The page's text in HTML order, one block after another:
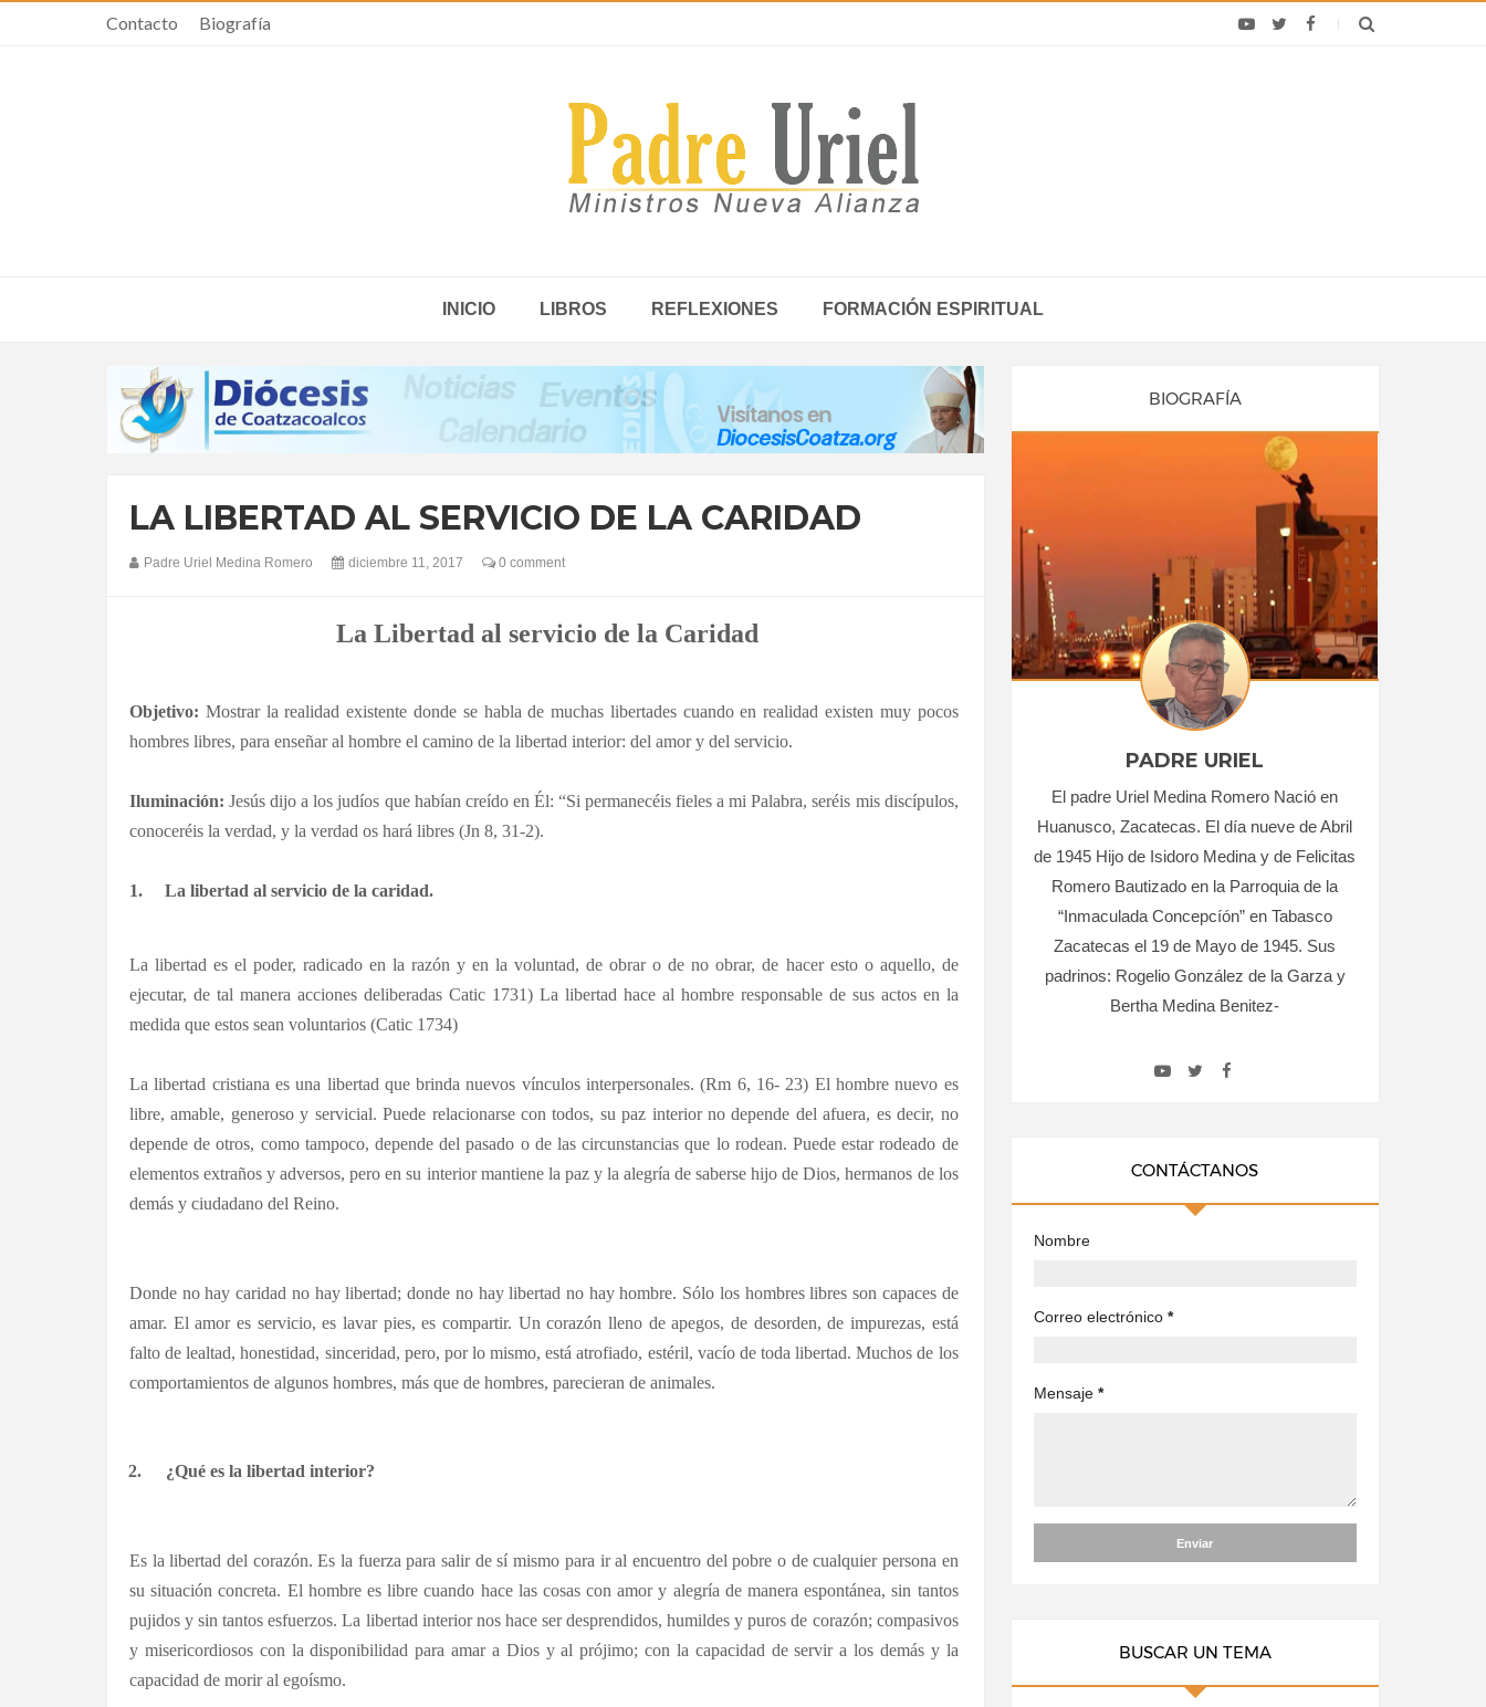
Contacto Biografía
INICIO LIBROS REFLEXIONES FORMACIÓN ESPIRITUAL
LA LIBERTAD AL SERVICIO DE LA CARIDAD
Padre Uriel Medina Romero diciembre 11, 2017 0 comment
La Libertad al servicio de la Caridad
Objetivo: Mostrar la realidad existente donde se habla de muchas libertades cuando en realidad existen muy pocos
hombres libres, para enseñar al hombre el camino de la libertad interior: del amor y del servicio.
Iluminación: Jesús dijo a los judíos que habían creído en Él: “Si permanecéis fieles a mi Palabra, seréis mis discípulos,
conoceréis la verdad, y la verdad os hará libres (Jn 8, 31-2).
1. La libertad al servicio de la caridad.
La libertad es el poder, radicado en la razón y en la voluntad, de obrar o de no obrar, de hacer esto o aquello, de
ejecutar, de tal manera acciones deliberadas Catic 1731) La libertad hace al hombre responsable de sus actos en la
medida que estos sean voluntarios (Catic 1734)
La libertad cristiana es una libertad que brinda nuevos vínculos interpersonales. (Rm 6, 16- 23) El hombre nuevo es
libre, amable, generoso y servicial. Puede relacionarse con todos, su paz interior no depende del afuera, es decir, no
depende de otros, como tampoco, depende del pasado o de las circunstancias que lo rodean. Puede estar rodeado de
elementos extraños y adversos, pero en su interior mantiene la paz y la alegría de saberse hijo de Dios, hermanos de los
demás y ciudadano del Reino.
Donde no hay caridad no hay libertad; donde no hay libertad no hay hombre. Sólo los hombres libres son capaces de
amar. El amor es servicio, es lavar pies, es compartir. Un corazón lleno de apegos, de desorden, de impurezas, está
falto de lealtad, honestidad, sinceridad, pero, por lo mismo, está atrofiado, estéril, vacío de toda libertad. Muchos de los
comportamientos de algunos hombres, más que de hombres, parecieran de animales.
2. ¿Qué es la libertad interior?
Es la libertad del corazón. Es la fuerza para salir de sí mismo para ir al encuentro del pobre o de cualquier persona en
su situación concreta. El hombre es libre cuando hace las cosas con amor y alegría de manera espontánea, sin tantos
pujidos y sin tantos esfuerzos. La libertad interior nos hace ser desprendidos, humildes y puros de corazón; compasivos
y misericordiosos con la disponibilidad para amar a Dios y al prójimo; con la capacidad de servir a los demás y la
capacidad de morir al egoísmo.
BIOGRAFÍA
PADRE URIEL
El padre Uriel Medina Romero Nació en
Huanusco, Zacatecas. El día nueve de Abril
de 1945 Hijo de Isidoro Medina y de Felicitas
Romero Bautizado en la Parroquia de la
“Inmaculada Concepcíón” en Tabasco
Zacatecas el 19 de Mayo de 1945. Sus
padrinos: Rogelio González de la Garza y
Bertha Medina Benitez-
CONTÁCTANOS
Nombre
Correo electrónico *
Mensaje *
BUSCAR UN TEMA